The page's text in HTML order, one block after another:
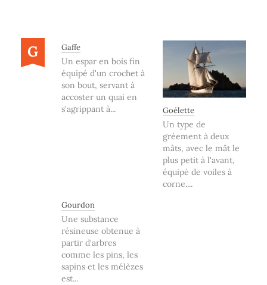
G Gaffe
Un espar en bois fin
équipé d'un crochet à
son bout, servant à
accoster un quai en
s'agrippant à...
Goélette
Un type de
gréement à deux
mâts, avec le mât le
plus petit à l'avant,
équipé de voiles à
corne....
Gourdon
Une substance
résineuse obtenue à
partir d'arbres
comme les pins, les
sapins et les mélèzes
est...